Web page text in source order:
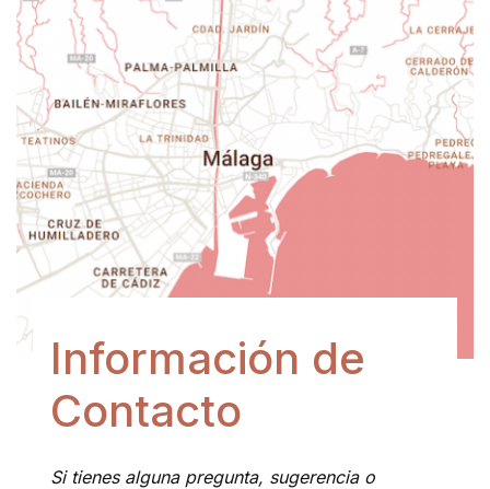
Información de
Contacto
Si tienes alguna pregunta, sugerencia o